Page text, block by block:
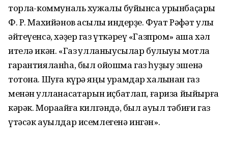
торлаҡ-коммуналь хужалыҡ буйынса урынбаҫары
Ф. Р. Махийәнов асыҡлыҡ индерҙе. Фуат Рәфҡәт улы
әйтеүенсә, хәҙер газ үткәреү «Газпром» аша хәл
ителә икән. «Газ ҡулланыусылар булыуы мотлаҡ
гарантияланһа, был ойошма газ һуҙыу эшенә
тотона. Шуға күрә яңы урамдар халҡынан газ
менән ҡулланасаҡтарын иҫбатлап, ғариза йыйырға
кәрәк. Мораҡайға килгәндә, был ауыл тәбиғи газ
үтәсәк ауылдар исемлегенә ингән».